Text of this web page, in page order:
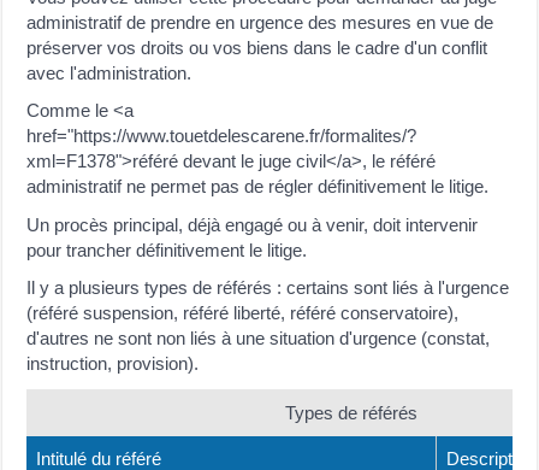
administratif de prendre en urgence des mesures en vue de
préserver vos droits ou vos biens dans le cadre d'un conflit
avec l'administration.
Comme le <a
href="https://www.touetdelescarene.fr/formalites/?
xml=F1378">référé devant le juge civil</a>, le référé
administratif ne permet pas de régler définitivement le litige.
Un procès principal, déjà engagé ou à venir, doit intervenir
pour trancher définitivement le litige.
Il y a plusieurs types de référés : certains sont liés à l'urgence
(référé suspension, référé liberté, référé conservatoire),
d'autres ne sont non liés à une situation d'urgence (constat,
instruction, provision).
Types de référés
Intitulé du référé Description